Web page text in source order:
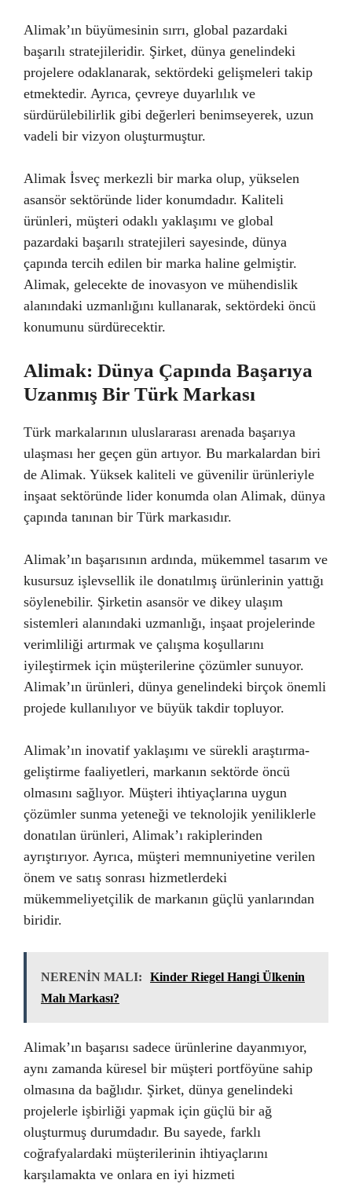
Alimak’ın büyümesinin sırrı, global pazardaki
başarılı stratejileridir. Şirket, dünya genelindeki
projelere odaklanarak, sektördeki gelişmeleri takip
etmektedir. Ayrıca, çevreye duyarlılık ve
sürdürülebilirlik gibi değerleri benimseyerek, uzun
vadeli bir vizyon oluşturmuştur.
Alimak İsveç merkezli bir marka olup, yükselen
asansör sektöründe lider konumdadır. Kaliteli
ürünleri, müşteri odaklı yaklaşımı ve global
pazardaki başarılı stratejileri sayesinde, dünya
çapında tercih edilen bir marka haline gelmiştir.
Alimak, gelecekte de inovasyon ve mühendislik
alanındaki uzmanlığını kullanarak, sektördeki öncü
konumunu sürdürecektir.
Alimak: Dünya Çapında Başarıya
Uzanmış Bir Türk Markası
Türk markalarının uluslararası arenada başarıya
ulaşması her geçen gün artıyor. Bu markalardan biri
de Alimak. Yüksek kaliteli ve güvenilir ürünleriyle
inşaat sektöründe lider konumda olan Alimak, dünya
çapında tanınan bir Türk markasıdır.
Alimak’ın başarısının ardında, mükemmel tasarım ve
kusursuz işlevsellik ile donatılmış ürünlerinin yattığı
söylenebilir. Şirketin asansör ve dikey ulaşım
sistemleri alanındaki uzmanlığı, inşaat projelerinde
verimliliği artırmak ve çalışma koşullarını
iyileştirmek için müşterilerine çözümler sunuyor.
Alimak’ın ürünleri, dünya genelindeki birçok önemli
projede kullanılıyor ve büyük takdir topluyor.
Alimak’ın inovatif yaklaşımı ve sürekli araştırma-
geliştirme faaliyetleri, markanın sektörde öncü
olmasını sağlıyor. Müşteri ihtiyaçlarına uygun
çözümler sunma yeteneği ve teknolojik yeniliklerle
donatılan ürünleri, Alimak’ı rakiplerinden
ayrıştırıyor. Ayrıca, müşteri memnuniyetine verilen
önem ve satış sonrası hizmetlerdeki
mükemmeliyetçilik de markanın güçlü yanlarından
biridir.
NERENİN MALI:
Kinder Riegel Hangi Ülkenin
Malı Markası?
Alimak’ın başarısı sadece ürünlerine dayanmıyor,
aynı zamanda küresel bir müşteri portföyüne sahip
olmasına da bağlıdır. Şirket, dünya genelindeki
projelerle işbirliği yapmak için güçlü bir ağ
oluşturmuş durumdadır. Bu sayede, farklı
coğrafyalardaki müşterilerinin ihtiyaçlarını
karşılamakta ve onlara en iyi hizmeti